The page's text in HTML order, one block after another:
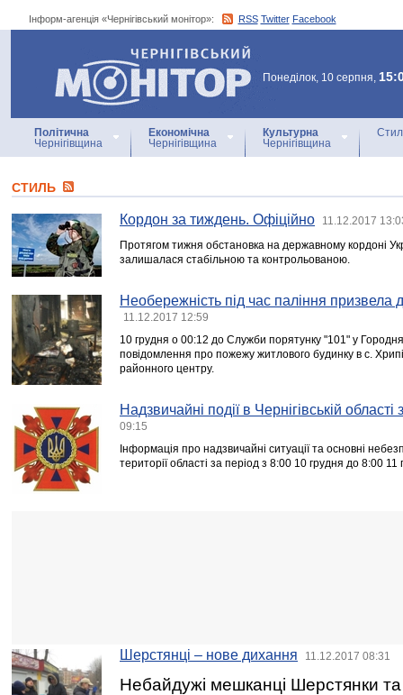
Інформ-агенція «Чернігівський монітор»: RSS Twitter Facebook
Інформ-агенція
«Чернігівський монітор»
Понеділок, 10 серпня,
Політична
Чернігівщина
Економічна
Чернігівщина
Культурна
Чернігівщина
СТИЛЬ
Кордон за тиждень. Офіційно 11.12.2017
Протягом тижня обстановка на державному кордоні
залишалася стабільною та контрольованою.
Необережність під час паління призвела
11.12.2017 12:59
10 грудня о 00:12 до Служби порятунку "101" у
повідомлення про пожежу житлового будинку в с.
районного центру.
Надзвичайні події в Чернігівській
09:15
Інформація про надзвичайні ситуації та основні
території області за період з 8:00 10 грудня до 8:00 11
Шерстянці – нове дихання 11.12.2017 08:31
Небайдужі мешканці Шерстянки та